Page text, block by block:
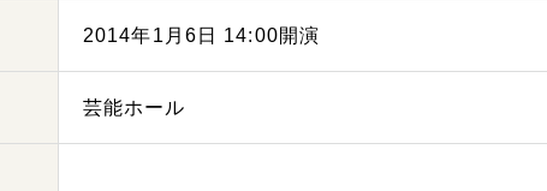
2014年1月6日 14:00開演
芸能ホール